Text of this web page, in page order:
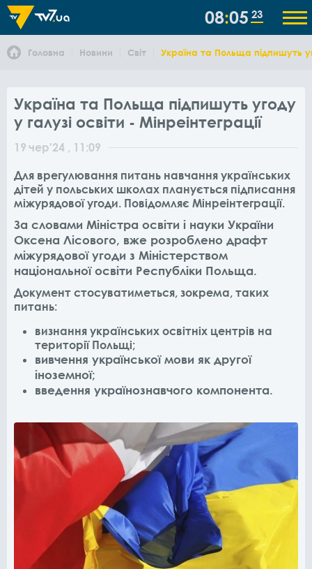
08 05 23
Головна Новини Світ Україна та Польща підпишуть
Україна та Польща підпишуть угоду
у галузі освіти - Мінреінтеграції
19 чер'24 , 11:09
Для врегулювання питань навчання українських
дітей у польських школах планується підписання
міжурядової угоди. Повідомляє Мінреінтеграції.
За словами Міністра освіти і науки України
Оксена Лісового, вже розроблено драфт
міжурядової угоди з Міністерством
національної освіти Республіки Польща.
Документ стосуватиметься, зокрема, таких
питань:
визнання українських освітніх центрів на
території Польщі;
вивчення української мови як другої
іноземної;
введення українознавчого компонента.